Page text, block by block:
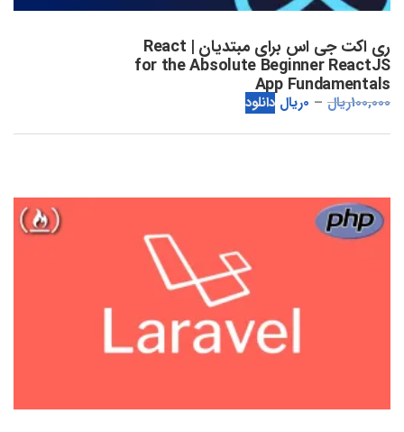
ری اکت جی اس برای مبتدیان | React
for the Absolute Beginner ReactJS
App Fundamentals
100,000ریال 0ریال دانلود